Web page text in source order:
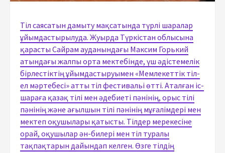
Тіл саясатын дамыту мақсатында түрлі шаралар
ұйымдастырылуда. Жуырда Түркістан облысына
қарасты Сайрам ауданындағы Максим Горький
атындағы жалпы орта мектебінде, үш әдістемелік
бірлестіктің ұйымдастыруымен «Мемлекеттік тіл-
ел мәртебесі» атты тіл фестивальі өтті. Аталған іс-
шараға қазақ тілі мен әдебиеті пәнінің, орыс тілі
пәнінің және ағылшын тілі пәнінің мұғалімдері мен
мектеп оқушылары қатысты. Тілдер мерекесіне
орай, оқушылар ән-билері мен тіл туралы
тақпақтарын дайындап келген. Өзге тілдің